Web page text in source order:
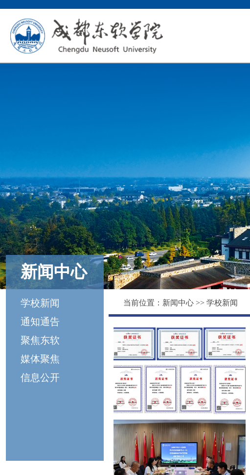
新闻中心
学校新闻
通知通告
聚焦东软
媒体聚焦
信息公开
当前位置： 新闻中心 >> 学校新闻